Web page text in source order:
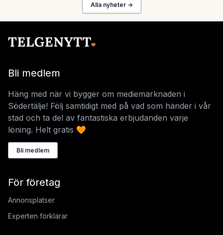
Alla nyheter →
Bli medlem
Häng med när vi bygger om mediemarknaden i
Södertälje! Följ samtidigt med på vad som händer i vår
stad och ta del av fantastiska erbjudanden varje
löning. Helt gratis 🧡
Bli medlem
För företag
Annonsplatser
Experten förklarar